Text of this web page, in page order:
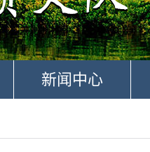
新闻中心